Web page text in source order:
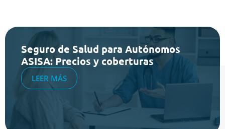
Seguro de Salud para Autónomos
ASISA: Precios y coberturas
LEER MÁS